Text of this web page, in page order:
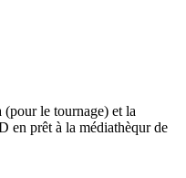
le tournage) et la
en prêt à la médiathèqur de